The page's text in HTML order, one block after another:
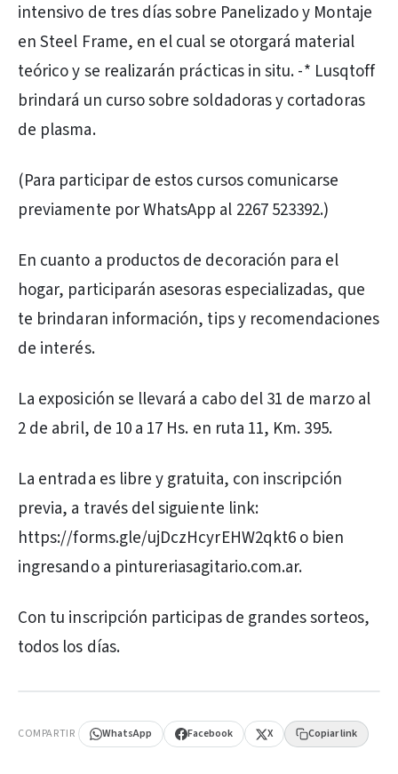
intensivo de tres días sobre Panelizado y Montaje
en Steel Frame, en el cual se otorgará material
teórico y se realizarán prácticas in situ. -* Lusqtoff
brindará un curso sobre soldadoras y cortadoras
de plasma.
(Para participar de estos cursos comunicarse
previamente por WhatsApp al 2267 523392.)
En cuanto a productos de decoración para el
hogar, participarán asesoras especializadas, que
te brindaran información, tips y recomendaciones
de interés.
La exposición se llevará a cabo del 31 de marzo al
2 de abril, de 10 a 17 Hs. en ruta 11, Km. 395.
La entrada es libre y gratuita, con inscripción
previa, a través del siguiente link:
https://forms.gle/ujDczHcyrEHW2qkt6 o bien
ingresando a pintureriasagitario.com.ar.
Con tu inscripción participas de grandes sorteos,
todos los días.
COMPARTIR WhatsApp Facebook X Copiar link